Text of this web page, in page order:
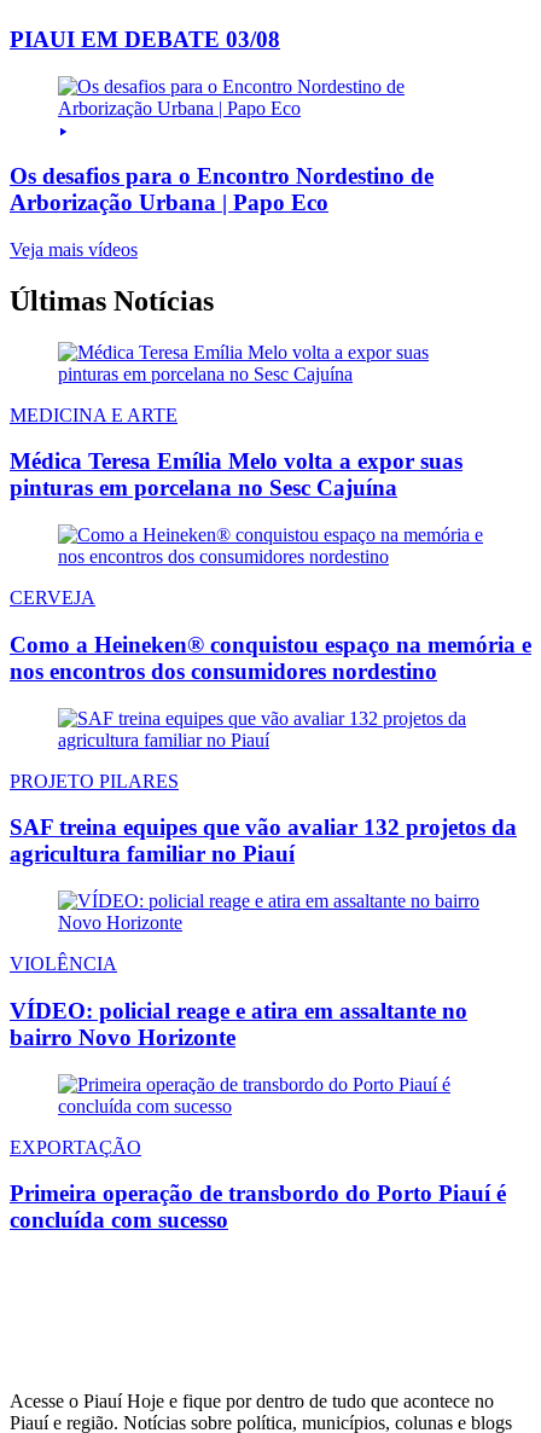
PIAUI EM DEBATE 03/08
Os desafios para o Encontro Nordestino de
Arborização Urbana | Papo Eco
Veja mais vídeos
Últimas Notícias
MEDICINA E ARTE
Médica Teresa Emília Melo volta a expor suas
pinturas em porcelana no Sesc Cajuína
CERVEJA
Como a Heineken® conquistou espaço na memória e
nos encontros dos consumidores nordestino
PROJETO PILARES
SAF treina equipes que vão avaliar 132 projetos da
agricultura familiar no Piauí
VIOLÊNCIA
VÍDEO: policial reage e atira em assaltante no
bairro Novo Horizonte
EXPORTAÇÃO
Primeira operação de transbordo do Porto Piauí é
concluída com sucesso
Acesse o Piauí Hoje e fique por dentro de tudo que acontece no
Piauí e região. Notícias sobre política, municípios, colunas e blogs